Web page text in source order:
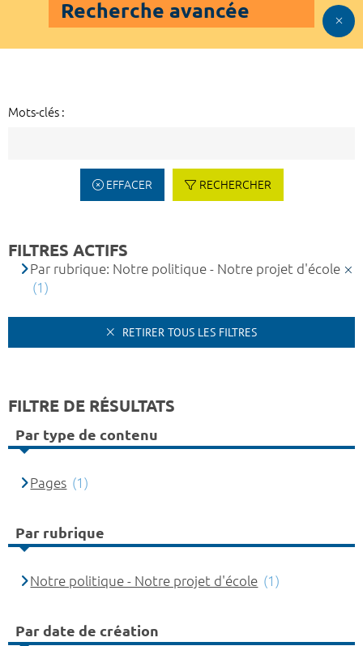
Recherche avancée
Mots-clés :
EFFACER RECHERCHER
FILTRES ACTIFS
Par rubrique: Notre politique - Notre projet d'école
(1)
RETIRER TOUS LES FILTRES
FILTRE DE RÉSULTATS
Par type de contenu
Pages (1)
Par rubrique
Notre politique - Notre projet d'école (1)
Par date de création